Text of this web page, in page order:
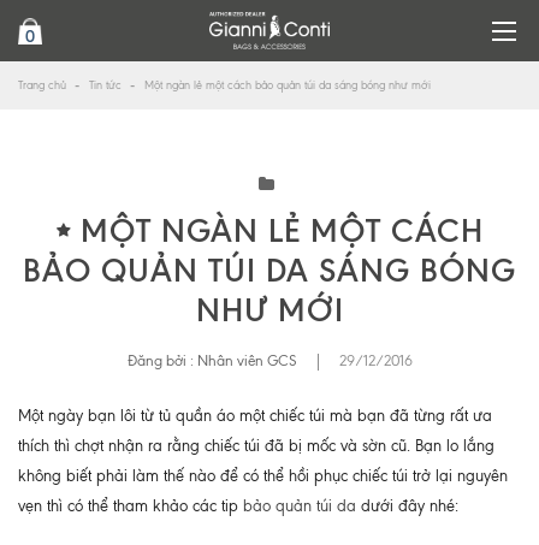
0
Trang chủ Tin tức Một ngàn lẻ một cách bảo quản túi da sáng bóng như mới
MỘT NGÀN LẺ MỘT CÁCH
BẢO QUẢN TÚI DA SÁNG BÓNG
NHƯ MỚI
Đăng bởi : Nhân viên GCS 29/12/2016
Một ngày bạn lôi từ tủ quần áo một chiếc túi mà bạn đã từng rất ưa
thích thì chợt nhận ra rằng chiếc túi đã bị mốc và sờn cũ. Bạn lo lắng
không biết phải làm thế nào để có thể hồi phục chiếc túi trở lại nguyên
vẹn thì có thể tham khảo các tip bảo quản túi da dưới đây nhé: